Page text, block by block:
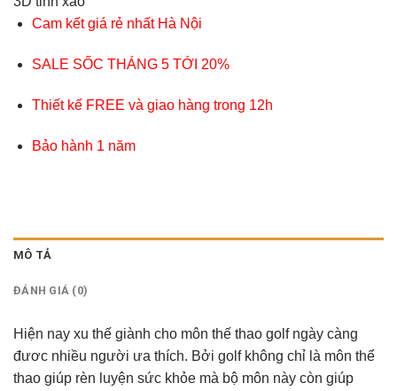
Cam kết giá rẻ nhất Hà Nội
SALE SỐC THÁNG 5 TỚI 20%
Thiết kế FREE và giao hàng trong 12h
Bảo hành 1 năm
MÔ TẢ
ĐÁNH GIÁ (0)
Hiện nay xu thế giành cho môn thế thao golf ngày càng
đươc nhiều người ưa thích. Bởi golf không chỉ là môn thể
thao giúp rèn luyện sức khỏe mà bộ môn này còn giúp